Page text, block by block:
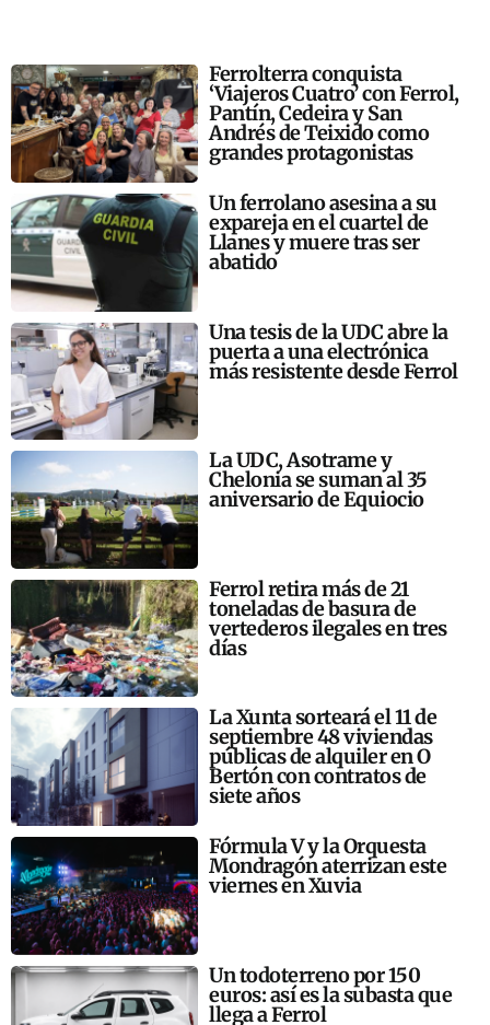
Ferrolterra conquista
‘Viajeros Cuatro’ con Ferrol,
Pantín, Cedeira y San
Andrés de Teixido como
grandes protagonistas
Un ferrolano asesina a su
expareja en el cuartel de
Llanes y muere tras ser
abatido
Una tesis de la UDC abre la
puerta a una electrónica
más resistente desde Ferrol
La UDC, Asotrame y
Chelonia se suman al 35
aniversario de Equiocio
Ferrol retira más de 21
toneladas de basura de
vertederos ilegales en tres
días
La Xunta sorteará el 11 de
septiembre 48 viviendas
públicas de alquiler en O
Bertón con contratos de
siete años
Fórmula V y la Orquesta
Mondragón aterrizan este
viernes en Xuvia
Un todoterreno por 150
euros: así es la subasta que
llega a Ferrol